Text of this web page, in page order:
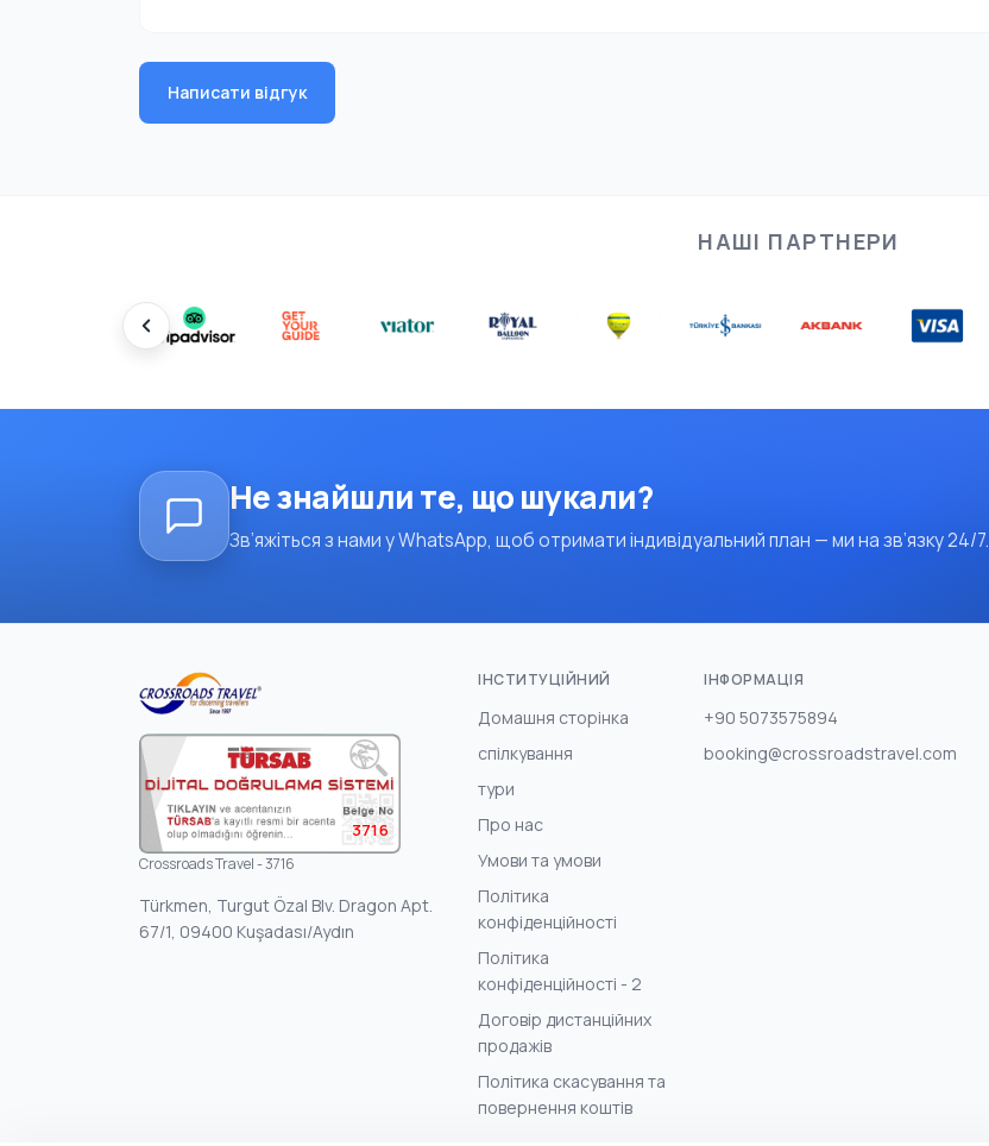
Написати відгук
НАШІ ПАРТНЕРИ
Не знайшли те, що шукали?
Зв’яжіться з нами у WhatsApp, щоб отримати індивідуальний план — ми на зв’язку 24/7.
3716
Crossroads Travel - 3716
Türkmen, Turgut Özal Blv. Dragon Apt.
67/1, 09400 Kuşadası/Aydın
ІНСТИТУЦІЙНИЙ
Домашня сторінка
спілкування
тури
Про нас
Умови та умови
Політика
конфіденційності
Політика
конфіденційності - 2
Договір дистанційних
продажів
Політика скасування та
повернення коштів
ІНФОРМАЦІЯ
+90 5073575894
booking@crossroadstravel.com